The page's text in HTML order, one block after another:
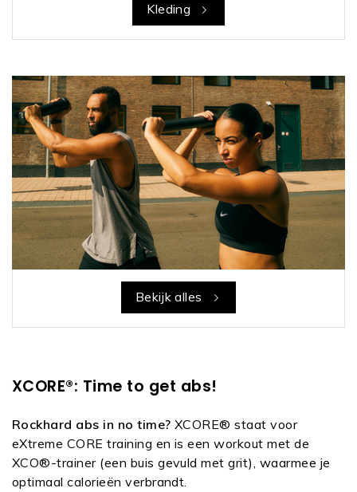
Kleding
Bekijk alles
XCORE®: Time to get abs!
Rockhard abs in no time? XCORE® staat voor
eXtreme CORE training en is een workout met de
XCO®-trainer (een buis gevuld met grit), waarmee je
optimaal calorieën verbrandt.